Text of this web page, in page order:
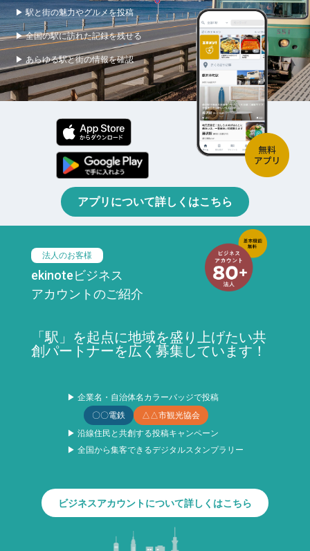
▶ 駅と街の魅力やグルメを投稿
▶ 全国の駅に訪れた記録を残せる
▶ あらゆる駅と街の情報を確認
アプリについて詳しくはこちら
法人のお客様
ekinoteビジネス
アカウントのご紹介
「駅」を起点に地域を盛り上げたい共
創パートナーを広く募集しています！
▶ 企業名・自治体名カラーバッジで投稿
〇〇電鉄
△△市観光協会
▶ 沿線住民と共創する投稿キャンペーン
▶ 全国から集客できるデジタルスタンプラリー
ビジネスアカウントについて詳しくはこちら